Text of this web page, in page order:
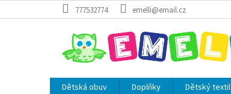
na
777532774 emelli@email.cz
Dětská obuv Doplňky Dětský textil